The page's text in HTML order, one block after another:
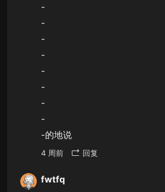
-
-
-
-
-
-
-
-
-的地说
4 周前 回复
fwtfq